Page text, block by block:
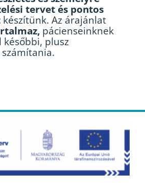
tervet és pontos
készítünk. Az árajánlat
pácienseinknek
későbbi, plusz